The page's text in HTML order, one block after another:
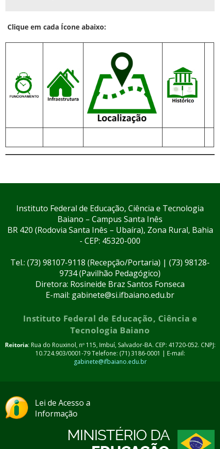
Clique em cada Ícone abaixo:
Instituto Federal de Educação, Ciência e Tecnologia
Baiano – Campus Santa Inês
BR 420 (Rodovia Santa Inês – Ubaíra), Zona Rural, Bahia
- CEP: 45320-000
Tel.: (73) 98107-9118 (Recepção/Portaria) | (73) 98128-
9734 (Pavilhão Pedagógico)
Diretora: Rosineide Braz Santos Fonseca
E-mail: gabinete@si.ifbaiano.edu.br
Instituto Federal de Educação, Ciência e
Tecnologia Baiano
Reitoria: Rua do Rouxinol, nº 115, Imbuí, Salvador-BA. CEP: 41720-052. CNPJ:
10.724.903/0001-79 Telefone: (71) 3186-0001 | E-mail:
gabinete@ifbaiano.edu.br
Lei de Acesso a
Informação